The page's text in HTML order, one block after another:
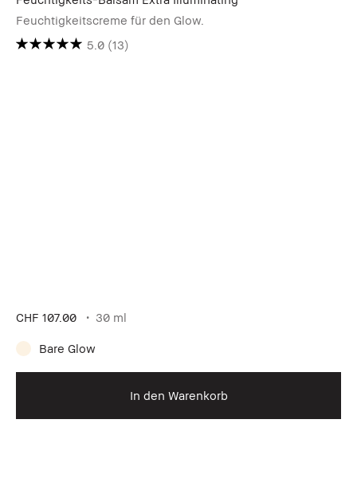
Feuchtigkeitscreme für den Glow.
5.0 (13)
CHF 107.00 30 ml
Bare Glow
In den Warenkorb